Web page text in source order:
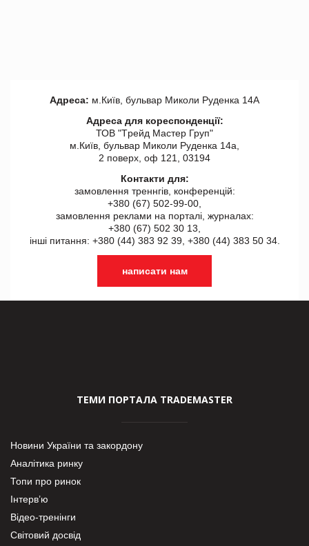
Адреса: м.Київ, бульвар Миколи Руденка 14А
Адреса для кореспонденції:
ТОВ "Tрейд Мастер Груп"
м.Київ, бульвар Миколи Руденка 14а,
2 поверх, оф 121, 03194
Контакти для:
замовлення треннгів, конференцій:
+380 (67) 502-99-00,
замовлення реклами на порталі, журналах:
+380 (67) 502 30 13,
інші питання: +380 (44) 383 92 39, +380 (44) 383 50 34.
написати нам
ТЕМИ ПОРТАЛА TRADEMASTER
Новини України та закордону
Аналітика ринку
Топи про ринок
Інтерв’ю
Відео-тренінги
Світовий досвід